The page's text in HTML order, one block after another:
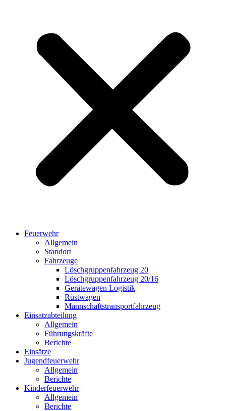
Feuerwehr
Allgemein
Standort
Fahrzeuge
Löschgruppen­fahrzeug 20
Lösch­gruppen­fahrzeug 20/16
Geräte­wagen Logistik
Rüst­wagen
Mannschafts­transportfahrzeug
Einsatz­abteilung
Allgemein
Führungs­kräfte
Berichte
Einsätze
Jugend­feuerwehr
Allgemein
Berichte
Kinder­feuerwehr
Allgemein
Berichte